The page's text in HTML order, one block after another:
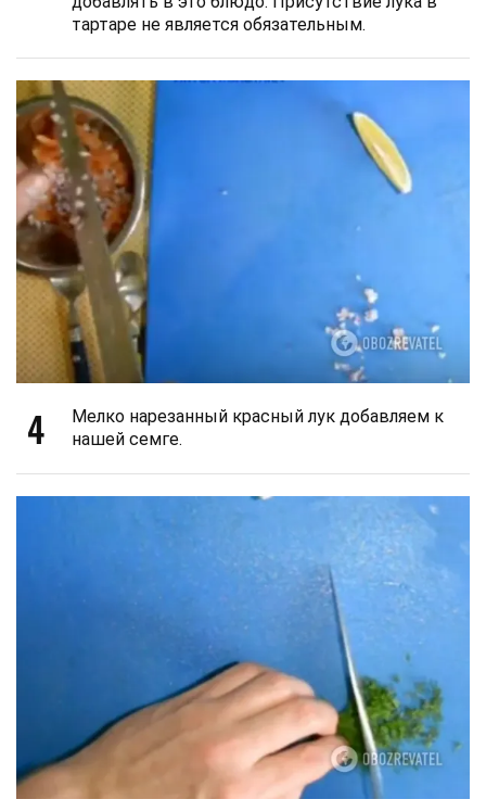
тартаре не является обязательным.
4
Мелко нарезанный красный лук добавляем к
нашей семге.